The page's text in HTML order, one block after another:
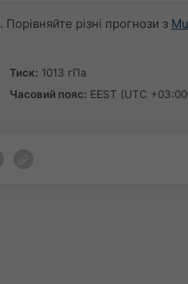
різні прогнози з
Тиск: 1013 гПа
Часовий пояс: EEST (UTC